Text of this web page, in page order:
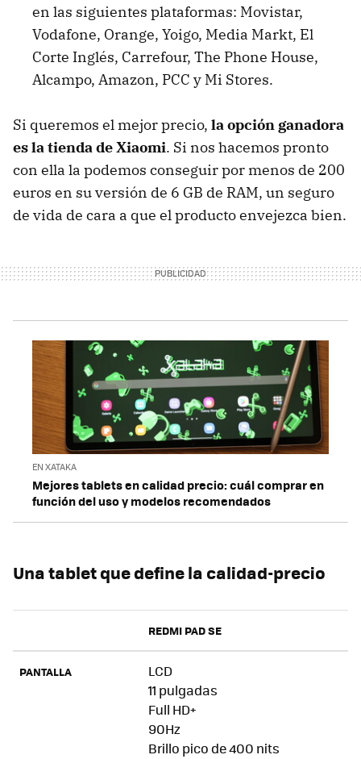
en las siguientes plataformas: Movistar,
Vodafone, Orange, Yoigo, Media Markt, El
Corte Inglés, Carrefour, The Phone House,
Alcampo, Amazon, PCC y Mi Stores.
Si queremos el mejor precio, la opción ganadora
es la tienda de Xiaomi. Si nos hacemos pronto
con ella la podemos conseguir por menos de 200
euros en su versión de 6 GB de RAM, un seguro
de vida de cara a que el producto envejezca bien.
EN XATAKA
Mejores tablets en calidad precio: cuál comprar en
función del uso y modelos recomendados
Una tablet que define la calidad-precio
REDMI PAD SE
PANTALLA
LCD
11 pulgadas
Full HD+
90Hz
Brillo pico de 400 nits